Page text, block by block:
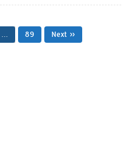
89 Next »